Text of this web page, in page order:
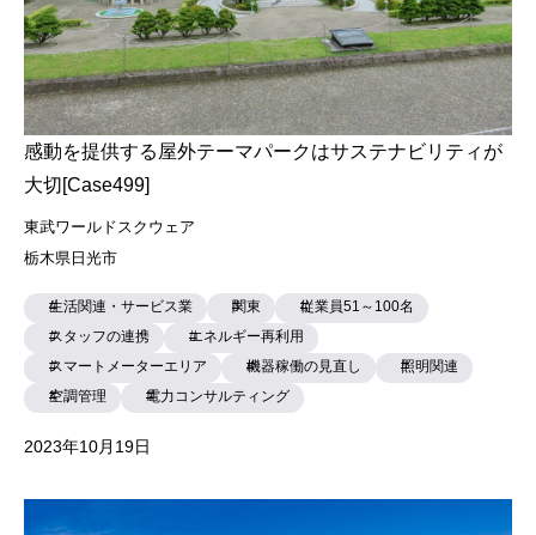
感動を提供する屋外テーマパークはサステナビリティが
大切[Case499]
東武ワールドスクウェア
栃木県日光市
生活関連・サービス業 関東
従業員51～100名
スタッフの連携
エネルギー再利用
スマートメーターエリア
機器稼働の見直し
照明関連
空調管理
電力コンサルティング
2023年10月19日